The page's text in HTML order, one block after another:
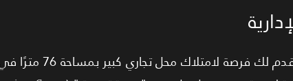
امتلك مساحة التميز في الدور